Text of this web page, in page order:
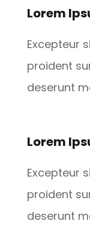
Lorem
Excepteur
proident
deserunt
Lorem
Excepteur
proident
deserunt